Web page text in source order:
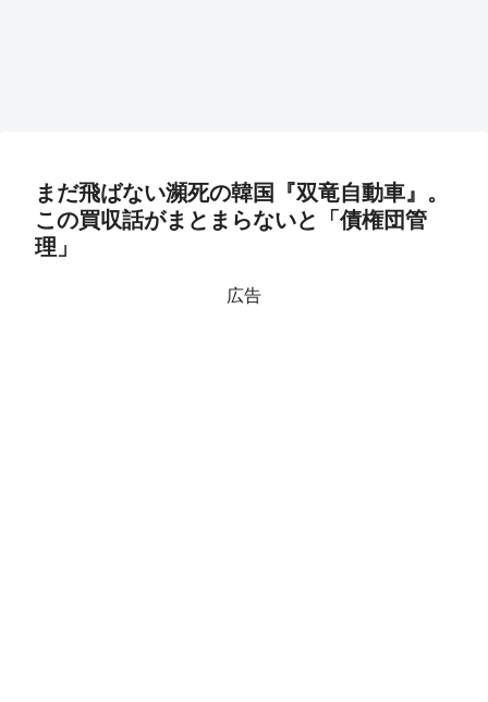
まだ飛ばない瀕死の韓国『双竜自動車』。
この買収話がまとまらないと「債権団管
理」
広告